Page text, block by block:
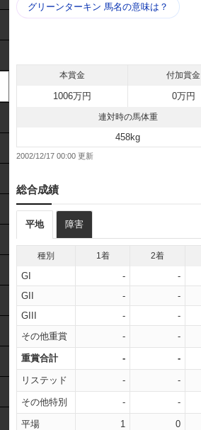
グリーンターキン 馬名の意味は？
本賞金 付加賞金
1006万円 0万円
連対時の馬体重
458kg
2002/12/17 00:00
総合成績
平地 障害
種別 1着 2着
GI - -
GII
- -
GIII
- -
その他重賞
- -
重賞合計 - -
リステッド - -
その他特別 - -
平場 1 0